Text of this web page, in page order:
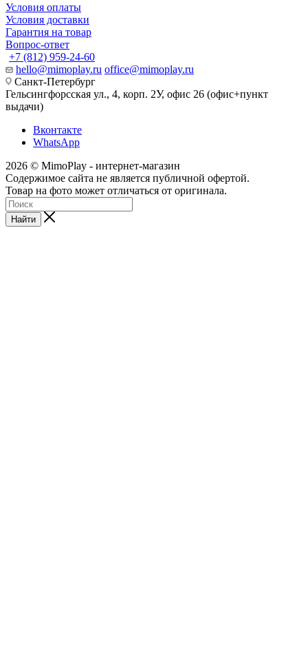
Условия оплаты
Условия доставки
Гарантия на товар
Вопрос-ответ
+7 (812) 959-24-60
hello@mimoplay.ru office@mimoplay.ru
Санкт-Петербург
Гельсингфорсская ул., 4, корп. 2У, офис 26 (офис+пункт
выдачи)
Вконтакте
WhatsApp
2026 © MimoPlay - интернет-магазин
Содержимое сайта не является публичной офертой.
Товар на фото может отличаться от оригинала.
Найти